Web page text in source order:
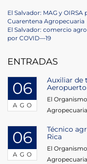
de
Previous
Post
El Salvador: MAG y
Cuarentena Agropecuaria
Next
Post
El Salvador: comercio
por COVID—19
ENTRADAS
06
AGO
Auxiliar de
Aeropuerto
El
06
AGO
Técnico
Rica
El